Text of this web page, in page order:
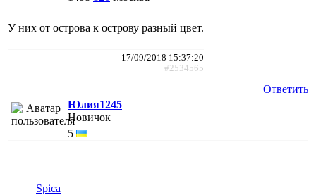
У них от острова к острову разный цвет.
17/09/2018 15:37:20
#2534565
Ответить
Юлия1245
Новичок
5
Spica